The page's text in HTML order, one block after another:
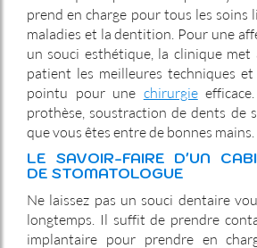
prend en charge pour tous les soins
maladies et la dentition. Pour une
un souci esthétique, la clinique
patient les meilleures techniques
pointu pour une chirurgie
prothèse, soustraction de dents de
que vous êtes entre de bonnes mains.
LE SAVOIR-FAIRE D'UN
DE STOMATOLOGUE
Ne laissez pas un souci dentaire
longtemps. Il suffit de prendre
implantaire pour prendre en